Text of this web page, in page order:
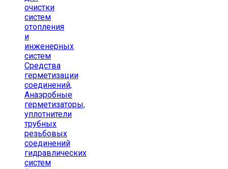
очистки
систем
отопления
и
инженерных
систем
Средства
герметизации
соединений,
Анаэробные
герметизаторы,
уплотнители
трубных
резьбовых
соединений
гидравлических
систем